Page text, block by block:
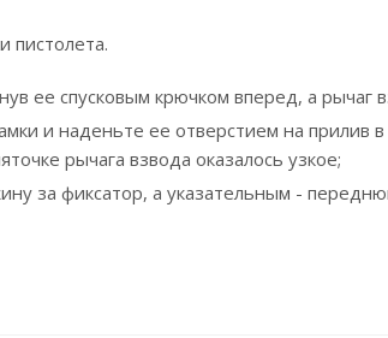
пистолета.
ее спусковым крючком вперед, а рычаг
и наденьте ее отверстием на прилив
рычага взвода оказалось узкое;
за фиксатор, а указательным -